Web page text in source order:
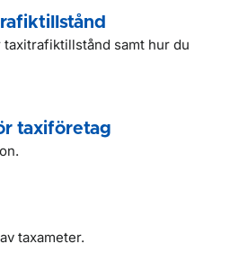
samt hur du
taxiföretag
taxameter.